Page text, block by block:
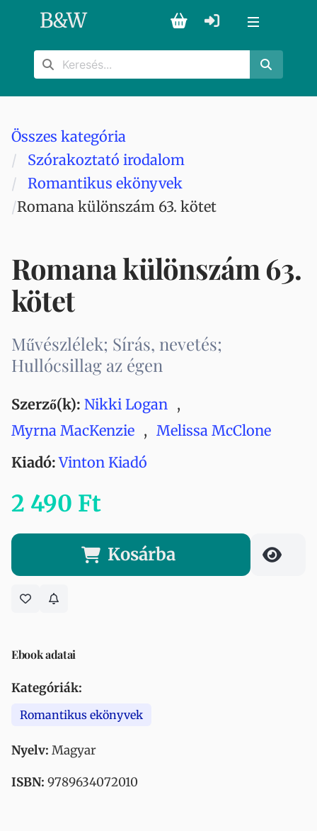
B&W
Összes kategória
Szórakoztató irodalom
Romantikus ekönyvek
Romana különszám 63. kötet
Romana különszám 63.
kötet
Művészlélek; Sírás, nevetés;
Hullócsillag az égen
Szerző(k): Nikki Logan ,
Myrna MacKenzie , Melissa McClone
Kiadó: Vinton Kiadó
2 490 Ft
Kosárba
Ebook adatai
Kategóriák:
Romantikus ekönyvek
Nyelv: Magyar
ISBN: 9789634072010